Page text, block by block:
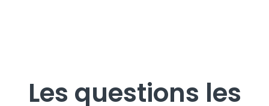
Les questions les